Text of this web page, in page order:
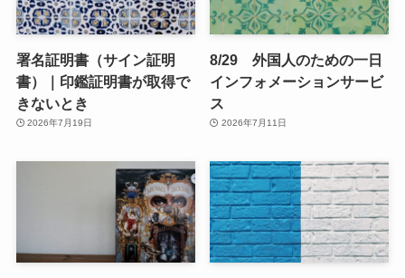
署名証明書（サイン証明
書）｜印鑑証明書が取得で
きないとき
2026年7月19日
8/29 外国人のための一日
インフォメーションサービ
ス
2026年7月11日